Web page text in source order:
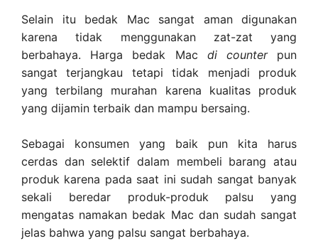
Selain itu bedak Mac sangat aman digunakan
karena tidak menggunakan zat-zat yang
berbahaya. Harga bedak Mac di counter pun
sangat terjangkau tetapi tidak menjadi produk
yang terbilang murahan karena kualitas produk
yang dijamin terbaik dan mampu bersaing.
Sebagai konsumen yang baik pun kita harus
cerdas dan selektif dalam membeli barang atau
produk karena pada saat ini sudah sangat banyak
sekali beredar produk-produk palsu yang
mengatas namakan bedak Mac dan sudah sangat
jelas bahwa yang palsu sangat berbahaya.